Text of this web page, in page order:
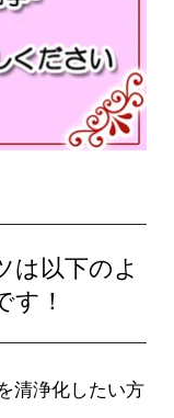
は以下のよ
す！
清浄化したい方